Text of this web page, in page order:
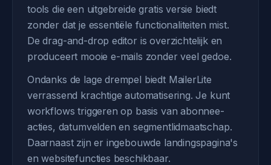
tools die een uitgebreide gratis versie biedt
zonder dat je essentiële functionaliteiten mist.
De drag-and-drop editor is overzichtelijk en
produceert mooie e-mails zonder veel gedoe.
Ondanks de lage drempel biedt MailerLite
verrassend krachtige automatisering. Je kunt
workflows triggeren op basis van abonnee-
acties, datumvelden en segmentlidmaatschap.
Daarnaast zijn er ingebouwde landingspagina's
en websitefuncties beschikbaar.